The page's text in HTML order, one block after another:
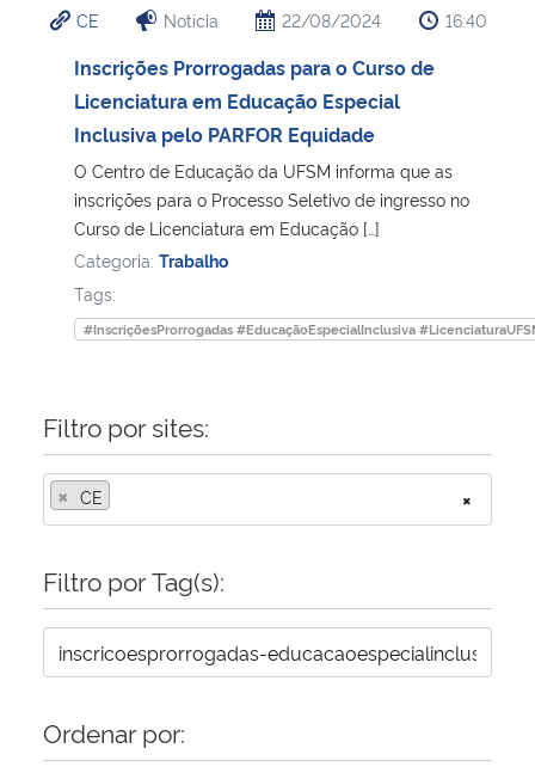
Ministério da Cidadania
Ministério da Saúde
Ministério de Minas e Energia
Ministério da Ciência, Tecnologia, Inovações e Comunicações
Ministério do Meio Ambiente
Ministério do Turismo
Ministério da Mulher, da Família e dos Direitos Humanos
Secretaria-Geral
Secretaria de Governo
CE Notícia 22/08/2024 16:40
Inscrições Prorrogadas para o Curso de
Licenciatura em Educação Especial
Inclusiva pelo PARFOR Equidade
O Centro de Educação da UFSM informa que as
inscrições para o Processo Seletivo de ingresso no
Curso de Licenciatura em Educação […]
Categoria: Trabalho
Tags:
#InscriçõesProrrogadas #EducaçãoEspecialInclusiva
Filtro por sites:
×
× CE
Filtro por Tag(s):
Ordenar por: